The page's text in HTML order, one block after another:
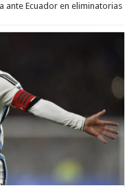
ante Ecuador en eliminatorias